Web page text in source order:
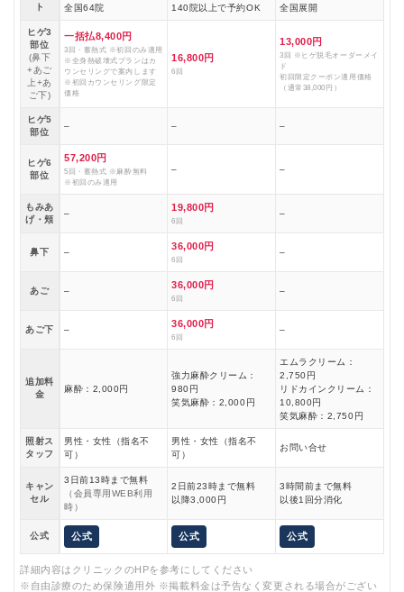
ト
全国64院
140院以上で予約OK
全国展開
ヒゲ3
部位
(鼻下
+あご
上+あ
ご下)
一括払8,400円
3回・蓄熱式 ※初回のみ適用
※全身熱破壊式プランはカ
ウンセリングで案内します
※初回カウンセリング限定
価格
16,800円
6回
13,000円
3回 ※ヒゲ脱毛オーダーメイ
ド
初回限定クーポン適用価格
（通常38,000円）
ヒゲ5
部位
– – –
ヒゲ6
部位
57,200円
5回・蓄熱式 ※麻酔無料
※初回のみ適用
– –
もみあ
げ・頬
–
19,800円
6回
–
鼻下 –
36,000円
6回
–
あご –
36,000円
6回
–
あご下 –
36,000円
6回
–
追加料
金
麻酔：2,000円
強力麻酔クリーム：
980円
笑気麻酔：2,000円
エムラクリーム：
2,750円
リドカインクリーム：
10,800円
笑気麻酔：2,750円
照射ス
タッフ
男性・女性（指名不
可）
男性・女性（指名不
可）
お問い合せ
キャン
セル
3日前13時まで無料
（会員専用WEB利用
時）
2日前23時まで無料
以降3,000円
3時間前まで無料
以後1回分消化
公式 公式 公式 公式
詳細内容はクリニックのHPを参考にしてください
※自由診療のため保険適用外 ※掲載料金は予告なく変更される場合がござい